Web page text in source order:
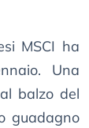
MSCI ha
Una
balzo del
guadagno